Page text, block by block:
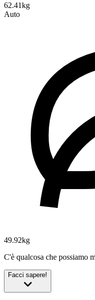
62.41kg
Auto
49.92kg
C'è qualcosa che possiamo
Facci sapere!